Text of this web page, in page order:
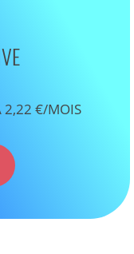
2,22 €/MOIS